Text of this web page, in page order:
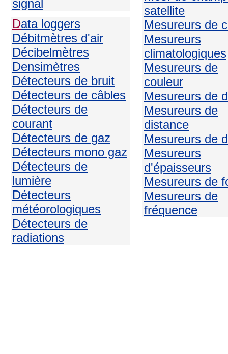
signal
Data loggers
Débitmètres d'air
Décibelmètres
Densimètres
Détecteurs de bruit
Détecteurs de câbles
Détecteurs de
courant
Détecteurs de gaz
Détecteurs mono gaz
Détecteurs de
lumière
Détecteurs
météorologiques
Détecteurs de
radiations
satellite
Mesureurs de
Mesureurs
climatologiques
Mesureurs de
couleur
Mesureurs de
Mesureurs de
distance
Mesureurs de
Mesureurs
d'épaisseurs
Mesureurs de
Mesureurs de
fréquence